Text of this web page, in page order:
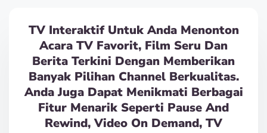
TV Interaktif Untuk Anda Menonton
Acara TV Favorit, Film Seru Dan
Berita Terkini Dengan Memberikan
Banyak Pilihan Channel Berkualitas.
Anda Juga Dapat Menikmati Berbagai
Fitur Menarik Seperti Pause And
Rewind, Video On Demand, TV